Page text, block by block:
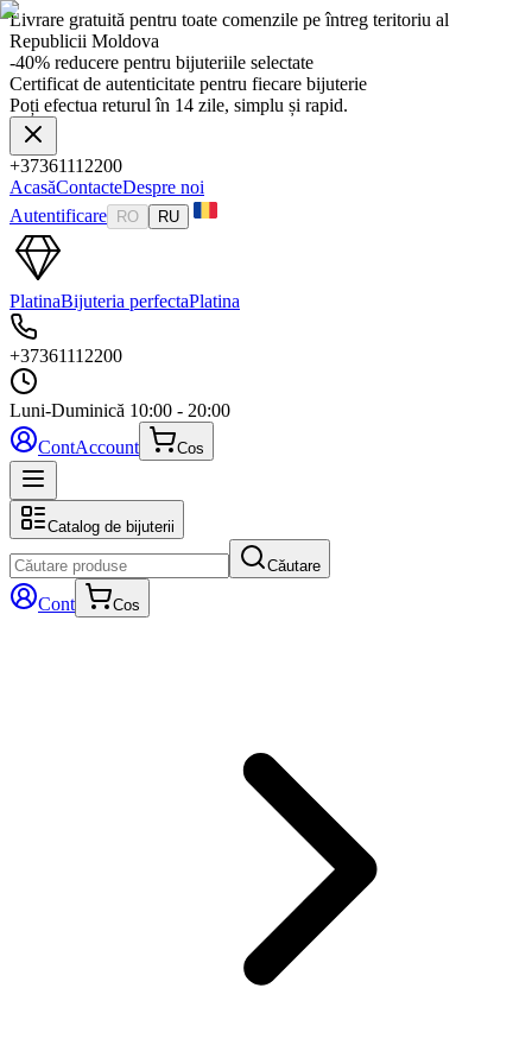
Livrare gratuită pentru toate comenzile pe întreg teritoriu al
Republicii Moldova
-40% reducere pentru bijuteriile selectate
Certificat de autenticitate pentru fiecare bijuterie
Poți efectua returul în 14 zile, simplu și rapid.
+37361112200
AcasăContacteDespre noi
Autentificare
RO RU
PlatinaBijuteria perfectaPlatina
+37361112200
Luni-Duminică 10:00 - 20:00
ContAccount Cos
Catalog de bijuterii
Căutare
Cont Cos